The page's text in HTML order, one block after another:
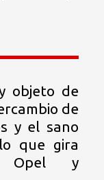
objeto de
de
y el sano
que gira
Opel y